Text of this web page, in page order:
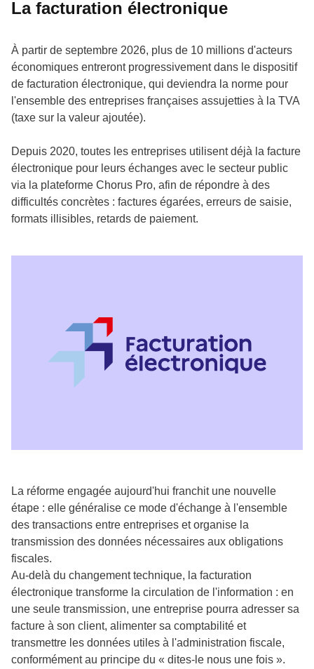
La facturation électronique
À partir de septembre 2026, plus de 10 millions d'acteurs
économiques entreront progressivement dans le dispositif
de facturation électronique, qui deviendra la norme pour
l'ensemble des entreprises françaises assujetties à la TVA
(taxe sur la valeur ajoutée).
Depuis 2020, toutes les entreprises utilisent déjà la facture
électronique pour leurs échanges avec le secteur public
via la plateforme Chorus Pro, afin de répondre à des
difficultés concrètes : factures égarées, erreurs de saisie,
formats illisibles, retards de paiement.
La réforme engagée aujourd'hui franchit une nouvelle
étape : elle généralise ce mode d'échange à l'ensemble
des transactions entre entreprises et organise la
transmission des données nécessaires aux obligations
fiscales.
Au-delà du changement technique, la facturation
électronique transforme la circulation de l'information : en
une seule transmission, une entreprise pourra adresser sa
facture à son client, alimenter sa comptabilité et
transmettre les données utiles à l'administration fiscale,
conformément au principe du « dites-le nous une fois ».